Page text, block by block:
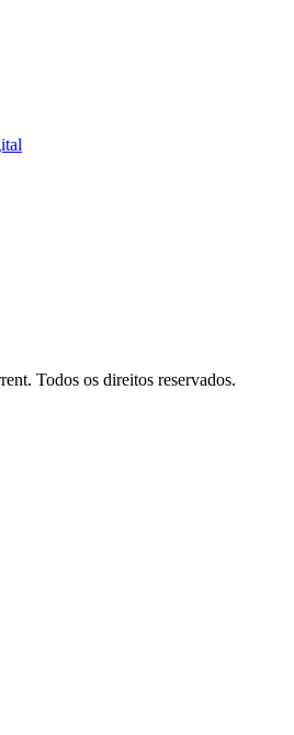
Todos os direitos reservados.